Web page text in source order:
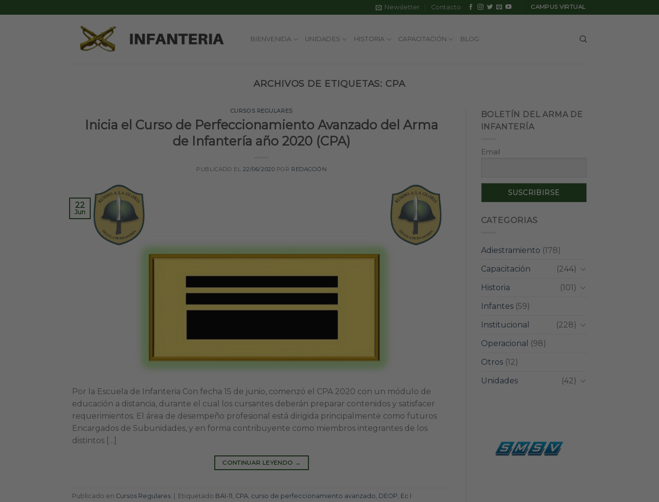
to
Newsletter Contacto CAMPUS VIRTUAL
BIENVENIDA UNIDADES HISTORIA CAPACITACIÓN BLOG
ARCHIVOS DE ETIQUETAS: CPA
CURSOS REGULARES
Inicia el Curso de Perfeccionamiento Avanzado del Arma
de Infantería año 2020 (CPA)
PUBLICADO EL 22/06/2020 POR REDACCIÓN
22
Jun
Por la Escuela de Infanteria Con fecha 15 de junio, comenzó el CPA 2020 con un módulo de
educación a distancia, durante el cual los cursantes deberán preparar contenidos y satisfacer
requerimientos. El área de desempeño profesional está dirigida principalmente como futuros
Encargados de Subunidades, y en forma contribuyente como miembros integrantes de los
distintos […]
CONTINUAR LEYENDO →
Publicado en Cursos Regulares Etiquetado BAI-11, CPA, curso de perfeccionamiento avanzado, DEOP, Ec I
BOLETÍN DEL ARMA DE
INFANTERÍA
Email
CATEGORIAS
Adiestramiento (178)
Capacitación
(244)
Historia
(101)
Infantes(59)
Institucional
(228)
Operacional
(98)
Otros(12)
Unidades
(42)